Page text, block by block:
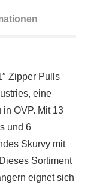
Zipper Pulls
eine
OVP. Mit 13
und 6
Skurvy mit
Sortiment
eignet sich